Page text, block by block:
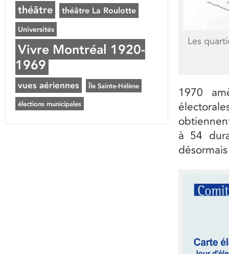
Les
1970
à 54
théâtre théâtre La Roulotte
Universités
Vivre Montréal 1920-
1969
vues aériennes Île Sainte-Hélène
élections municipales